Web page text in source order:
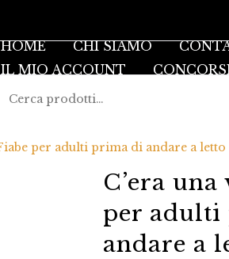
HOME CHI SIAMO
IL MIO ACCOUNT
per adulti prima di andare a letto
C’era
per
andare a